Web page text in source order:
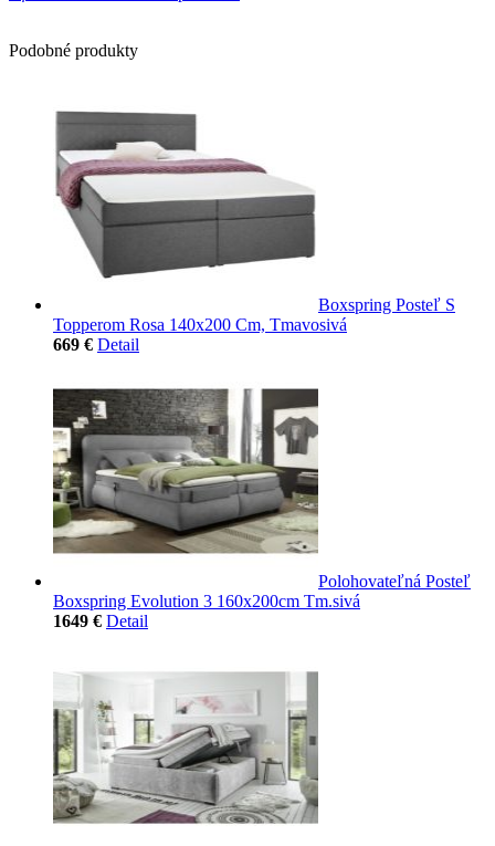
Podobné produkty
Boxspring Posteľ S
Topperom Rosa 140x200 Cm, Tmavosivá
669 € Detail
Polohovateľná Posteľ
Boxspring Evolution 3 160x200cm Tm.sivá
1649 € Detail